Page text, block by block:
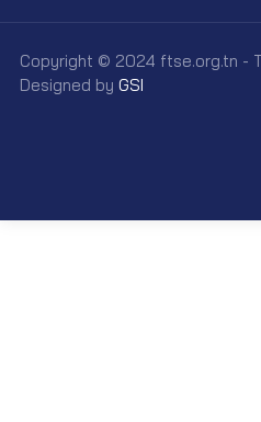
Copyright © 2024 ftse.org.tn -
Designed by GSI